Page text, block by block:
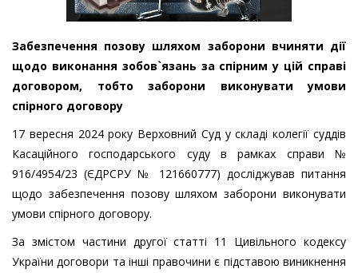
Забезпечення позову шляхом заборони вчиняти дії
щодо виконання зобов`язань за спірним у цій справі
договором, тобто заборони виконувати умови
спірного договору
17 вересня 2024 року Верховний Суд у складі колегії суддів
Касаційного господарського суду в рамках справи №
916/4954/23 (ЄДРСРУ № 121660777) досліджував питання
щодо забезпечення позову шляхом заборони виконувати
умови спірного договору.
За змістом частини другої статті 11 Цивільного кодексу
України договори та інші правочини є підставою виникнення